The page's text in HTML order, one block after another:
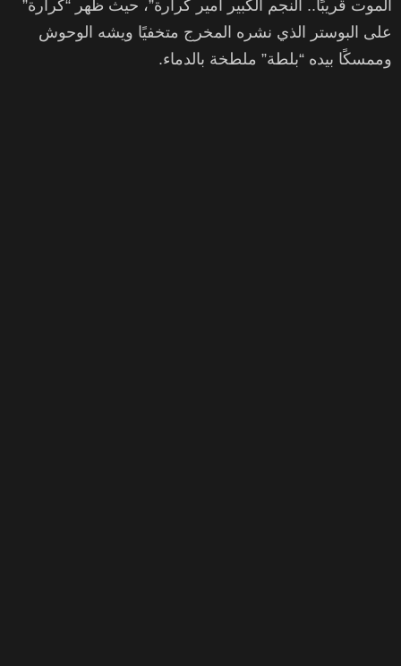
الموت قريبًا.. النجم الكبير أمير كرارة”، حيث ظهر “كرارة”
على البوستر الذي نشره المخرج متخفيًا ويشه الوحوش
وممسكًا بيده “بلطة” ملطخة بالدماء.